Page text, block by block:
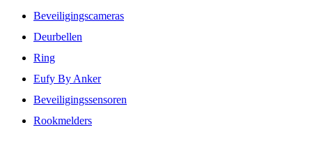
Beveiligingscameras
Deurbellen
Ring
Eufy By Anker
Beveiligingssensoren
Rookmelders